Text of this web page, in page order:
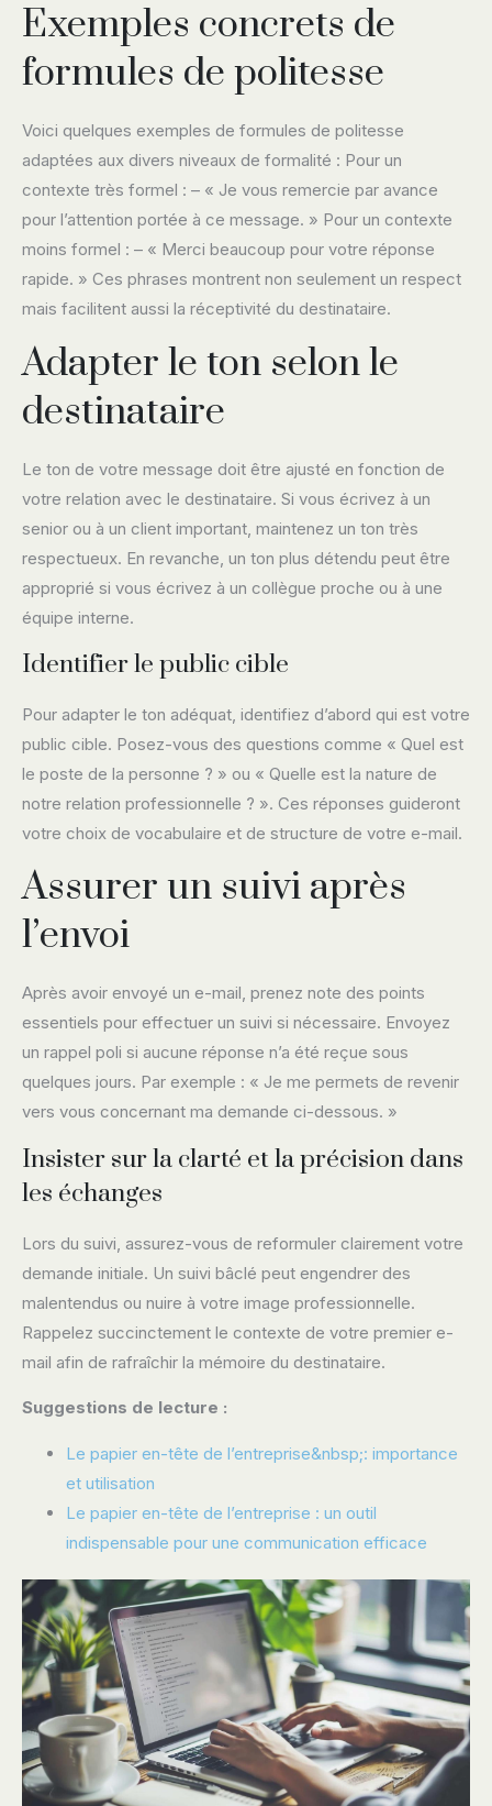
Exemples concrets de
formules de politesse
Voici quelques exemples de formules de politesse
adaptées aux divers niveaux de formalité : Pour un
contexte très formel : – « Je vous remercie par avance
pour l’attention portée à ce message. » Pour un contexte
moins formel : – « Merci beaucoup pour votre réponse
rapide. » Ces phrases montrent non seulement un respect
mais facilitent aussi la réceptivité du destinataire.
Adapter le ton selon le
destinataire
Le ton de votre message doit être ajusté en fonction de
votre relation avec le destinataire. Si vous écrivez à un
senior ou à un client important, maintenez un ton très
respectueux. En revanche, un ton plus détendu peut être
approprié si vous écrivez à un collègue proche ou à une
équipe interne.
Identifier le public cible
Pour adapter le ton adéquat, identifiez d’abord qui est votre
public cible. Posez-vous des questions comme « Quel est
le poste de la personne ? » ou « Quelle est la nature de
notre relation professionnelle ? ». Ces réponses guideront
votre choix de vocabulaire et de structure de votre e-mail.
Assurer un suivi après
l’envoi
Après avoir envoyé un e-mail, prenez note des points
essentiels pour effectuer un suivi si nécessaire. Envoyez
un rappel poli si aucune réponse n’a été reçue sous
quelques jours. Par exemple : « Je me permets de revenir
vers vous concernant ma demande ci-dessous. »
Insister sur la clarté et la précision dans
les échanges
Lors du suivi, assurez-vous de reformuler clairement votre
demande initiale. Un suivi bâclé peut engendrer des
malentendus ou nuire à votre image professionnelle.
Rappelez succinctement le contexte de votre premier e-
mail afin de rafraîchir la mémoire du destinataire.
Suggestions de lecture :
Le papier en-tête de l’entreprise&nbsp;: importance
et utilisation
Le papier en-tête de l’entreprise : un outil
indispensable pour une communication efficace